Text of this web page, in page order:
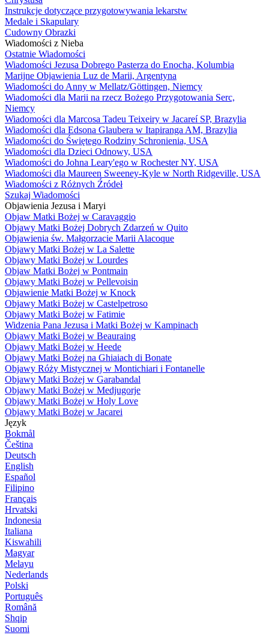
Instrukcje dotyczące przygotowywania lekarstw
Medale i Skapulary
Cudowny Obrazki
Wiadomości z Nieba
Ostatnie Wiadomości
Wiadomości Jezusa Dobrego Pasterza do Enocha, Kolumbia
Marijne Objawienia Luz de Marii, Argentyna
Wiadomości do Anny w Mellatz/Göttingen, Niemcy
Wiadomości dla Marii na rzecz Bożego Przygotowania Serc,
Niemcy
Wiadomości dla Marcosa Tadeu Teixeiry w Jacareí SP, Brazylia
Wiadomości dla Edsona Glaubera w Itapiranga AM, Brazylia
Wiadomości do Świętego Rodziny Schronienia, USA
Wiadomości dla Dzieci Odnowy, USA
Wiadomości do Johna Leary'ego w Rochester NY, USA
Wiadomości dla Maureen Sweeney-Kyle w North Ridgeville, USA
Wiadomości z Różnych Źródeł
Szukaj Wiadomości
Objawienia Jezusa i Maryi
Objaw Matki Bożej w Caravaggio
Objawy Matki Bożej Dobrych Zdarzeń w Quito
Objawienia św. Małgorzacie Marii Alacoque
Objawy Matki Bożej w La Salette
Objawy Matki Bożej w Lourdes
Objaw Matki Bożej w Pontmain
Objawy Matki Bożej w Pellevoisin
Objawienie Matki Bożej w Knock
Objawy Matki Bożej w Castelpetroso
Objawy Matki Bożej w Fatimie
Widzenia Pana Jezusa i Matki Bożej w Kampinach
Objawy Matki Bożej w Beauraing
Objawy Matki Bożej w Heede
Objawy Matki Bożej na Ghiaiach di Bonate
Objawy Róży Mistycznej w Montichiari i Fontanelle
Objawy Matki Bożej w Garabandal
Objawy Matki Bożej w Medjugorje
Objawy Matki Bożej w Holy Love
Objawy Matki Bożej w Jacarei
Język
Bokmål
Čeština
Deutsch
English
Español
Filipino
Français
Hrvatski
Indonesia
Italiana
Kiswahili
Magyar
Melayu
Nederlands
Polski
Português
Română
Shqip
Suomi